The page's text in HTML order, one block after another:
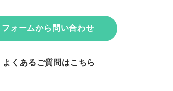
フォームから問い合わせ
よくあるご質問はこちら